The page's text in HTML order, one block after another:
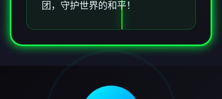
团，守护世界的和平！